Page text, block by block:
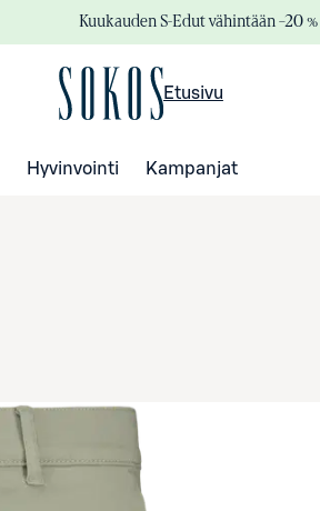
Kuukauden S-Edut vähintään –20 %
Etusivu
Hyvinvointi Kampanjat